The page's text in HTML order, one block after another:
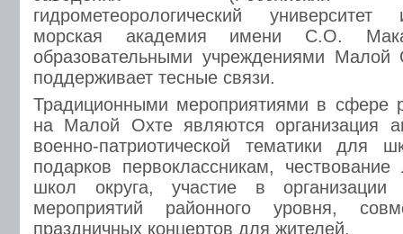
гидрометеорологический
морская академия имени С.О.
образовательными учреждениями Малой
поддерживает тесные связи.
Традиционными мероприятиями в сфере
на Малой Охте являются организация
военно-патриотической тематики для
подарков первоклассникам,
школ округа, участие в организации
мероприятий районного уровня,
праздничных концертов для жителей.